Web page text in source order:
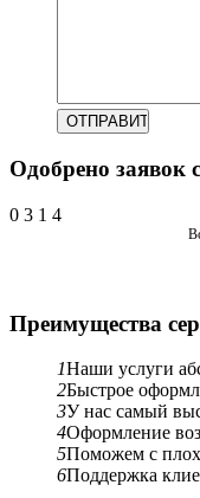
Одобрено заявок
0 3 1 4
Преимущества
1Наши услуги
2Быстрое
3У нас самый
4Оформление
5Поможем с
6Поддержка